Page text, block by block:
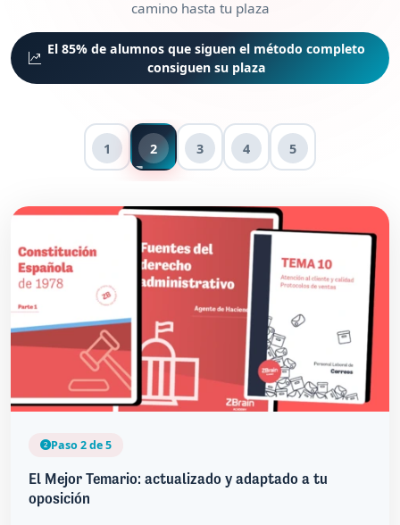
camino hasta tu plaza
El 85% de alumnos que siguen el método completo
consiguen su plaza
1 2 3 4 5
Paso 2 de 5
El Mejor Temario: actualizado y adaptado a tu
oposición